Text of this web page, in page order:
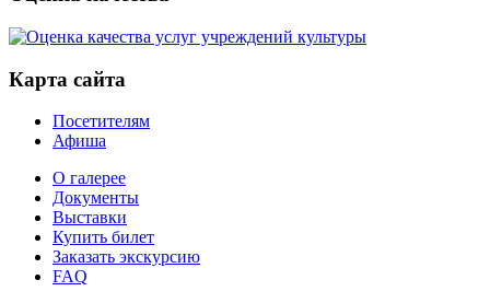
Карта сайта
Посетителям
Афиша
О галерее
Документы
Выставки
Купить билет
Заказать экскурсию
FAQ